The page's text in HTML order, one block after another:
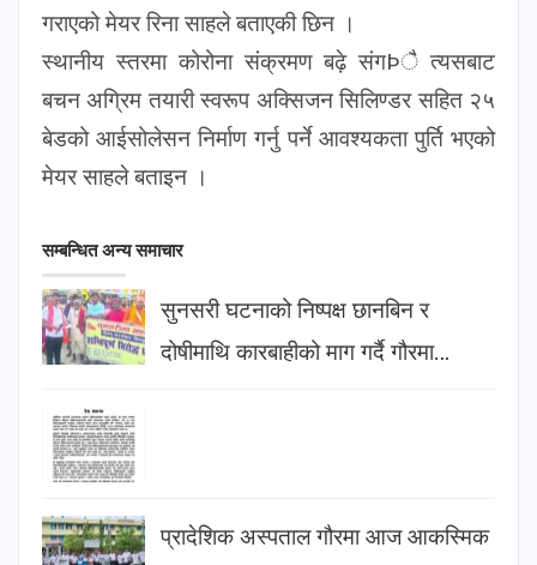
गराएको मेयर रिना साहले बताएकी छिन ।
स्थानीय स्तरमा कोरोना संक्रमण बढ़े संगÞै त्यसबाट
बचन अग्रिम तयारी स्वरूप अक्सिजन सिलिण्डर सहित २५
बेडको आईसोलेसन निर्माण गर्नु पर्ने आवश्यकता पुर्ति भएको
मेयर साहले बताइन ।
सम्बन्धित अन्य समाचार
सुनसरी घटनाको निष्पक्ष छानबिन र
दोषीमाथि कारबाहीको माग गर्दै गौरमा…
प्रादेशिक अस्पताल गौरमा आज आकस्मिक